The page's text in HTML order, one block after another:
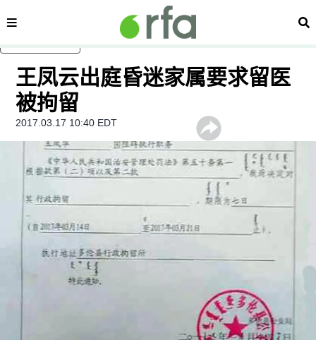
内容分类 搜
王凤云出庭昏迷家属要求留医
被拘留
2017.03.17 10:40 EDT